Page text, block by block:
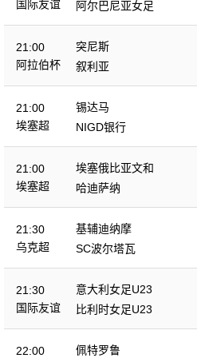
国际友谊
阿尔巴尼亚女足
21:00
阿拉伯杯
突尼斯
叙利亚
21:00
埃塞超
锡达马
NIGD银行
21:00
埃塞超
埃塞俄比亚文和
哈迪萨纳
21:30
乌克超
基辅迪纳摩
SC波尔塔瓦
21:30
国际友谊
意大利女足U23
比利时女足U23
22:00 佩特罗鲁